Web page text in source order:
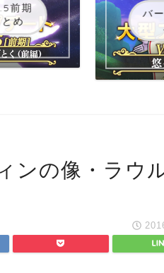
前期
め
バ
ンの像・ラウ